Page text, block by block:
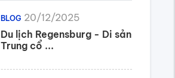
BLOG 20/12/2025
Du lịch Regensburg - Di sản
Trung cổ ...